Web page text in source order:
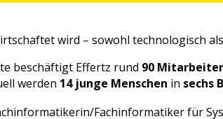
wird – sowohl technologisch
beschäftigt Effertz rund 90
werden 14 junge Menschen in sechs
Fachinformatiker für